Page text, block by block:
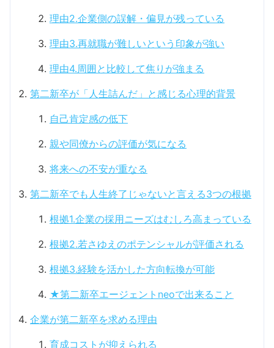
理由2.企業側の誤解・偏見が残っている
理由3.再就職が難しいという印象が強い
理由4.周囲と比較して焦りが強まる
第二新卒が「人生詰んだ」と感じる心理的背景
自己肯定感の低下
親や同僚からの評価が気になる
将来への不安が重なる
第二新卒でも人生終了じゃないと言える3つの根拠
根拠1.企業の採用ニーズはむしろ高まっている
根拠2.若さゆえのポテンシャルが評価される
根拠3.経験を活かした方向転換が可能
★第二新卒エージェントneoで出来ること
企業が第二新卒を求める理由
育成コストが抑えられる